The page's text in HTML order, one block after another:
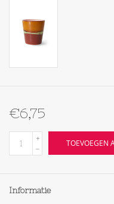
Food
Boeken
Textiel
€6,75
+
-
TOEVOEGEN
Informatie